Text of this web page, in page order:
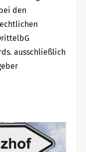
den
ausschließlich